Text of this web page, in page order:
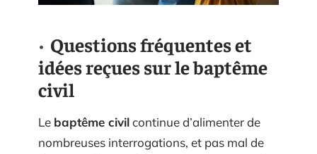
Questions fréquentes et
idées reçues sur le baptême
civil
Le baptême civilcontinue d’alimenter de
nombreuses interrogations, et pas mal de